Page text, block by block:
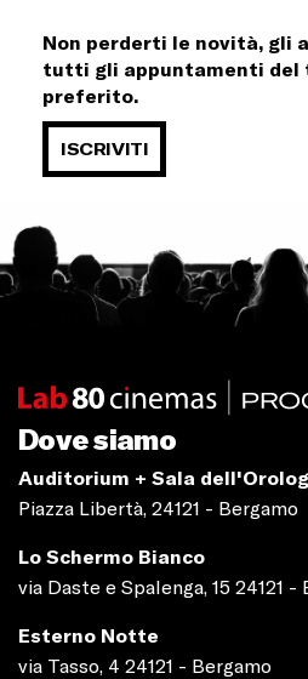
Non perderti le novità, gli
tutti gli appuntamenti del
preferito.
ISCRIVITI
Dove siamo
Auditorium + Sala
Piazza Libertà, 24121 - Bergamo
Lo Schermo Bianco
via Daste e Spalenga, 15 24121 -
Esterno Notte
via Tasso, 4 24121 - Bergamo